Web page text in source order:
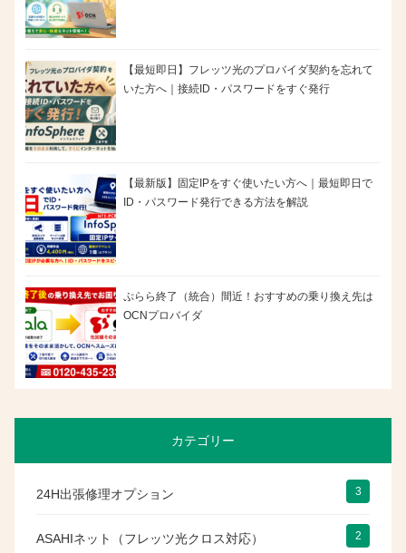
【最短即日】フレッツ光のプロバイダ契約を忘れて
いた方へ｜接続ID・パスワードをすぐ発行
【最新版】固定IPをすぐ使いたい方へ｜最短即日で
ID・パスワード発行できる方法を解説
ぷらら終了（統合）間近！おすすめの乗り換え先は
OCNプロバイダ
カテゴリー
24H出張修理オプション 3
ASAHIネット（フレッツ光クロス対応） 2